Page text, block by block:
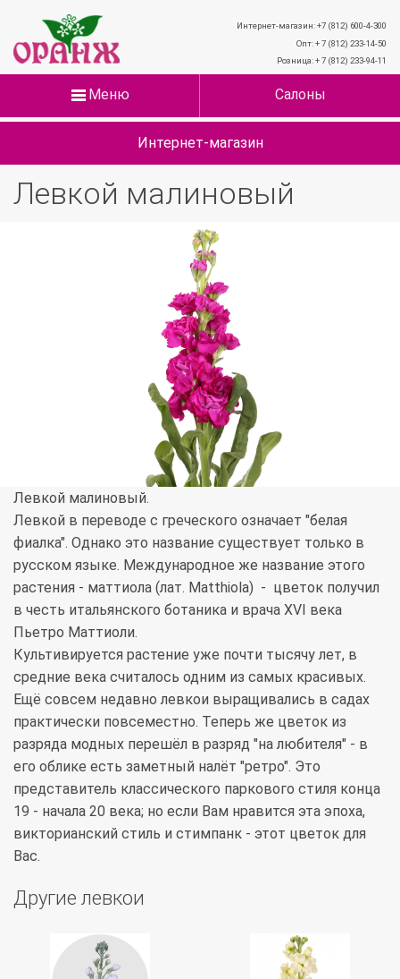
Интернет-магазин: +7 (812) 600-4-300
Опт: + 7 (812) 233-14-50
Розница: + 7 (812) 233-94-11
Меню Салоны
Интернет-магазин
Левкой малиновый
Левкой малиновый.
Левкой в переводе с греческого означает "белая
фиалка". Однако это название существует только в
русском языке. Международное же название этого
растения - маттиола (лат. Matthiola) - цветок получил
в честь итальянского ботаника и врача XVI века
Пьетро Маттиоли.
Культивируется растение уже почти тысячу лет, в
средние века считалось одним из самых красивых.
Ещё совсем недавно левкои выращивались в садах
практически повсеместно. Теперь же цветок из
разряда модных перешёл в разряд "на любителя" - в
его облике есть заметный налёт "ретро". Это
представитель классического паркового стиля конца
19 - начала 20 века; но если Вам нравится эта эпоха,
викторианский стиль и стимпанк - этот цветок для
Вас.
Другие левкои